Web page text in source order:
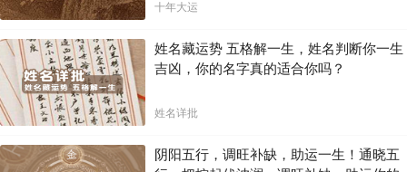
十年大运
姓名藏运势 五格解一生，姓名判断你一生
吉凶，你的名字真的适合你吗？
姓名详批
阴阳五行，调旺补缺，助运一生！通晓五